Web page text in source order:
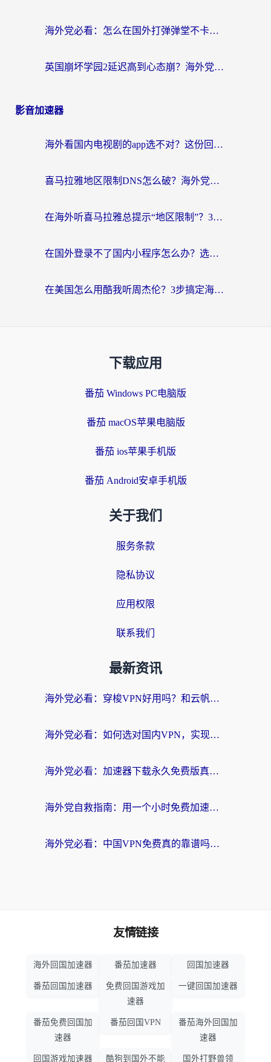
海外党必看：怎么在国外打弹弹堂不卡？番茄加速器亲测指南
英国崩坏学园2延迟高到心态崩？海外党国服游戏加速终极指南
影音加速器
海外看国内电视剧的app选不对？这份回国加速器避坑指南帮你流畅追剧
喜马拉雅地区限制DNS怎么破？海外党听国内音乐听书的终极解决方案
在海外听喜马拉雅总提示“地区限制”？3步轻松解除+听国内音乐全攻略
在国外登录不了国内小程序怎么办？选对回国加速器，轻松解锁国内资源
在美国怎么用酷我听周杰伦？3步搞定海外听歌难题
下载应用
番茄 Windows PC电脑版
番茄 macOS苹果电脑版
番茄 ios苹果手机版
番茄 Android安卓手机版
关于我们
服务条款
隐私协议
应用权限
联系我们
最新资讯
海外党必看：穿梭VPN好用吗？和云帆VPN对比哪个回国效果更好？附真实测评+避坑指南
海外党必看：如何选对国内VPN，实现无缝访问国内资源？
海外党必看：加速器下载永久免费版真的存在吗？教你无缝访问国内资源的正确姿势
海外党自救指南：用一个小时免费加速器，轻松打破国内资源访问壁垒？
海外党必看：中国VPN免费真的靠谱吗？手把手教你选对回国加速器
友情链接
海外回国加速器 番茄加速器 回国加速器
番茄回国加速器
免费回国游戏加
速器
一键回国加速器
番茄免费回国加
速器
番茄回国VPN
番茄海外回国加
速器
回国游戏加速器 酷狗到国外不能 国外打野兽领